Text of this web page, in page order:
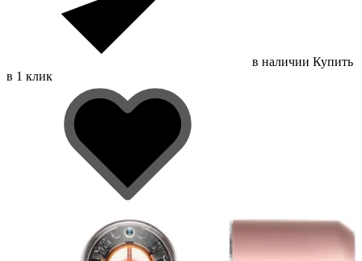
в наличии Купить
в 1 клик